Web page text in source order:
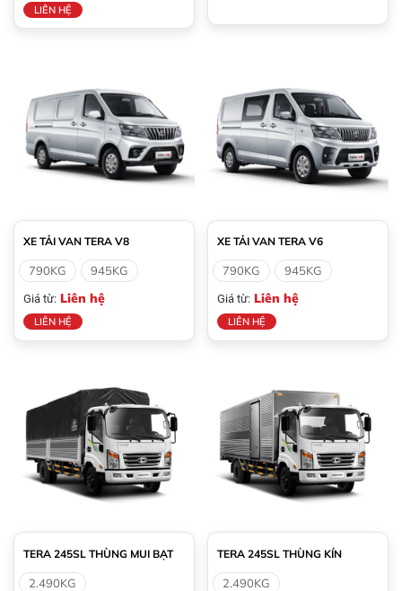
LIÊN HỆ
XE TẢI VAN TERA V8
790KG 945KG
Giá từ: Liên hệ
LIÊN HỆ
XE TẢI VAN TERA V6
790KG 945KG
Giá từ: Liên hệ
LIÊN HỆ
TERA 245SL THÙNG MUI BẠT
2.490KG
TERA 245SL THÙNG KÍN
2.490KG